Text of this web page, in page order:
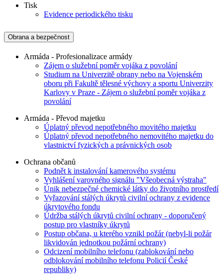
Tisk
Evidence periodického tisku
Obrana a bezpečnost
Armáda - Profesionalizace armády
Zájem o služební poměr vojáka z povolání
Studium na Univerzitě obrany nebo na Vojenském
oboru při Fakultě tělesné výchovy a sportu Univerzity
Karlovy v Praze - Zájem o služební poměr vojáka z
povolání
Armáda - Převod majetku
Úplatný převod nepotřebného movitého majetku
Úplatný převod nepotřebného nemovitého majetku do
vlastnictví fyzických a právnických osob
Ochrana občanů
Podnět k instalování kamerového systému
Vyhlášení varovného signálu "Všeobecná výstraha"
Únik nebezpečné chemické látky do životního prostředí
Vyřazování stálých úkrytů civilní ochrany z evidence
úkrytového fondu
Údržba stálých úkrytů civilní ochrany - doporučený
postup pro vlastníky úkrytů
Postup občana, u kterého vznikl požár (nebyl-li požár
likvidován jednotkou požární ochrany)
Odcizení mobilního telefonu (zablokování nebo
odblokování mobilního telefonu Policií České
republiky)